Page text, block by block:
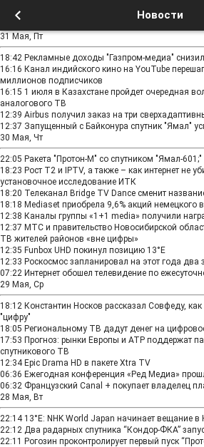
Новости
31 Мая, Пт
18:42 Рекламные доходы "Газпром-медиа"
16:16 Канал индийского кино на YouTube
миллионов подписчиков
16:15 1 июля в Казахстане пройдет очередная
аналогового ТВ
12:39 Airbus получил заказ на три
12:37 Запущенный с Байконура спутник "Ямал"
30 Мая, Чт
22:05 Ракета "Протон-М" со спутником "Ямал-601;"
18:23 Рост Т2 и IPTV, а также – как интернет не
установочное исследование ИТК
18:20 Телеканал Bridge TV Dance сменит
18:18 Mediaset приобрела 9,6% акций немецкого
12:38 Каналы группы «1+1 media» получили
12:37 МТС и правительство Новосибирской
ТВ жителей районов «вне цифры»
12:35 Funbox UHD покинул позицию 13°E
12:33 Роскосмос запланировал на этот года два
07:22 Интернет обошел телевидение по
29 Мая, Ср
18:12 Константин Носков рассказал Совфеду,
"цифру"
18:05 Региональному ТВ дадут денег на
17:53 Прогноз: рынки Европы и АТР поддержат
спутникового ТВ
12:34 Epic Drama HD в пакете Xtra TV
06:36 Ежегодная конференция «Ред Медиа»
06:32 Французский Canal + покупает владелец
28 Мая, Вт
22:14 13°E: NHK World Japan начинает вещание в
22:12 Два радарных спутника “Кондор-ФКА”
22:11 Рогозин проконтролирует первый пуск